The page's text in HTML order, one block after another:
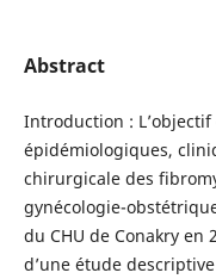
Abstract
Introduction :
épidémiologiques,
chirurgicale des
gynécologie-
du CHU de Conakry en
d’une étude